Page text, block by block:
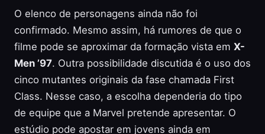
O elenco de personagens ainda não foi
confirmado. Mesmo assim, há rumores de que o
filme pode se aproximar da formação vista em X-
Men ’97. Outra possibilidade discutida é o uso dos
cinco mutantes originais da fase chamada First
Class. Nesse caso, a escolha dependeria do tipo
de equipe que a Marvel pretende apresentar. O
estúdio pode apostar em jovens ainda em